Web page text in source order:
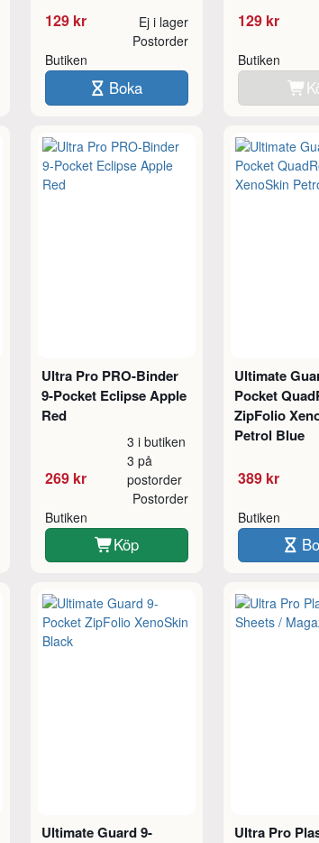
129 kr Ej i lager
Butiken
Postorder
Boka
129 kr
Butiken
Ultra Pro PRO-Binder
9-Pocket Eclipse Apple
Red
269 kr
3 i butiken
3 på
postorder
Butiken
Postorder
Köp
Ultimate
Pocket
ZipFolio
Petrol Blue
389 kr
Butiken
Ultimate Guard 9-
Ultra Pro